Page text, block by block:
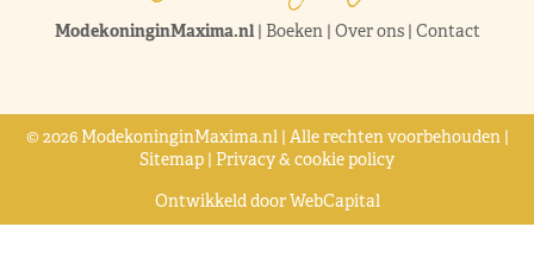
ModekoninginMaxima.nl| Boeken| Over ons| Contact
© 2026 ModekoninginMaxima.nl | Alle rechten voorbehouden |
Sitemap | Privacy & cookie policy
Ontwikkeld doorWebCapital